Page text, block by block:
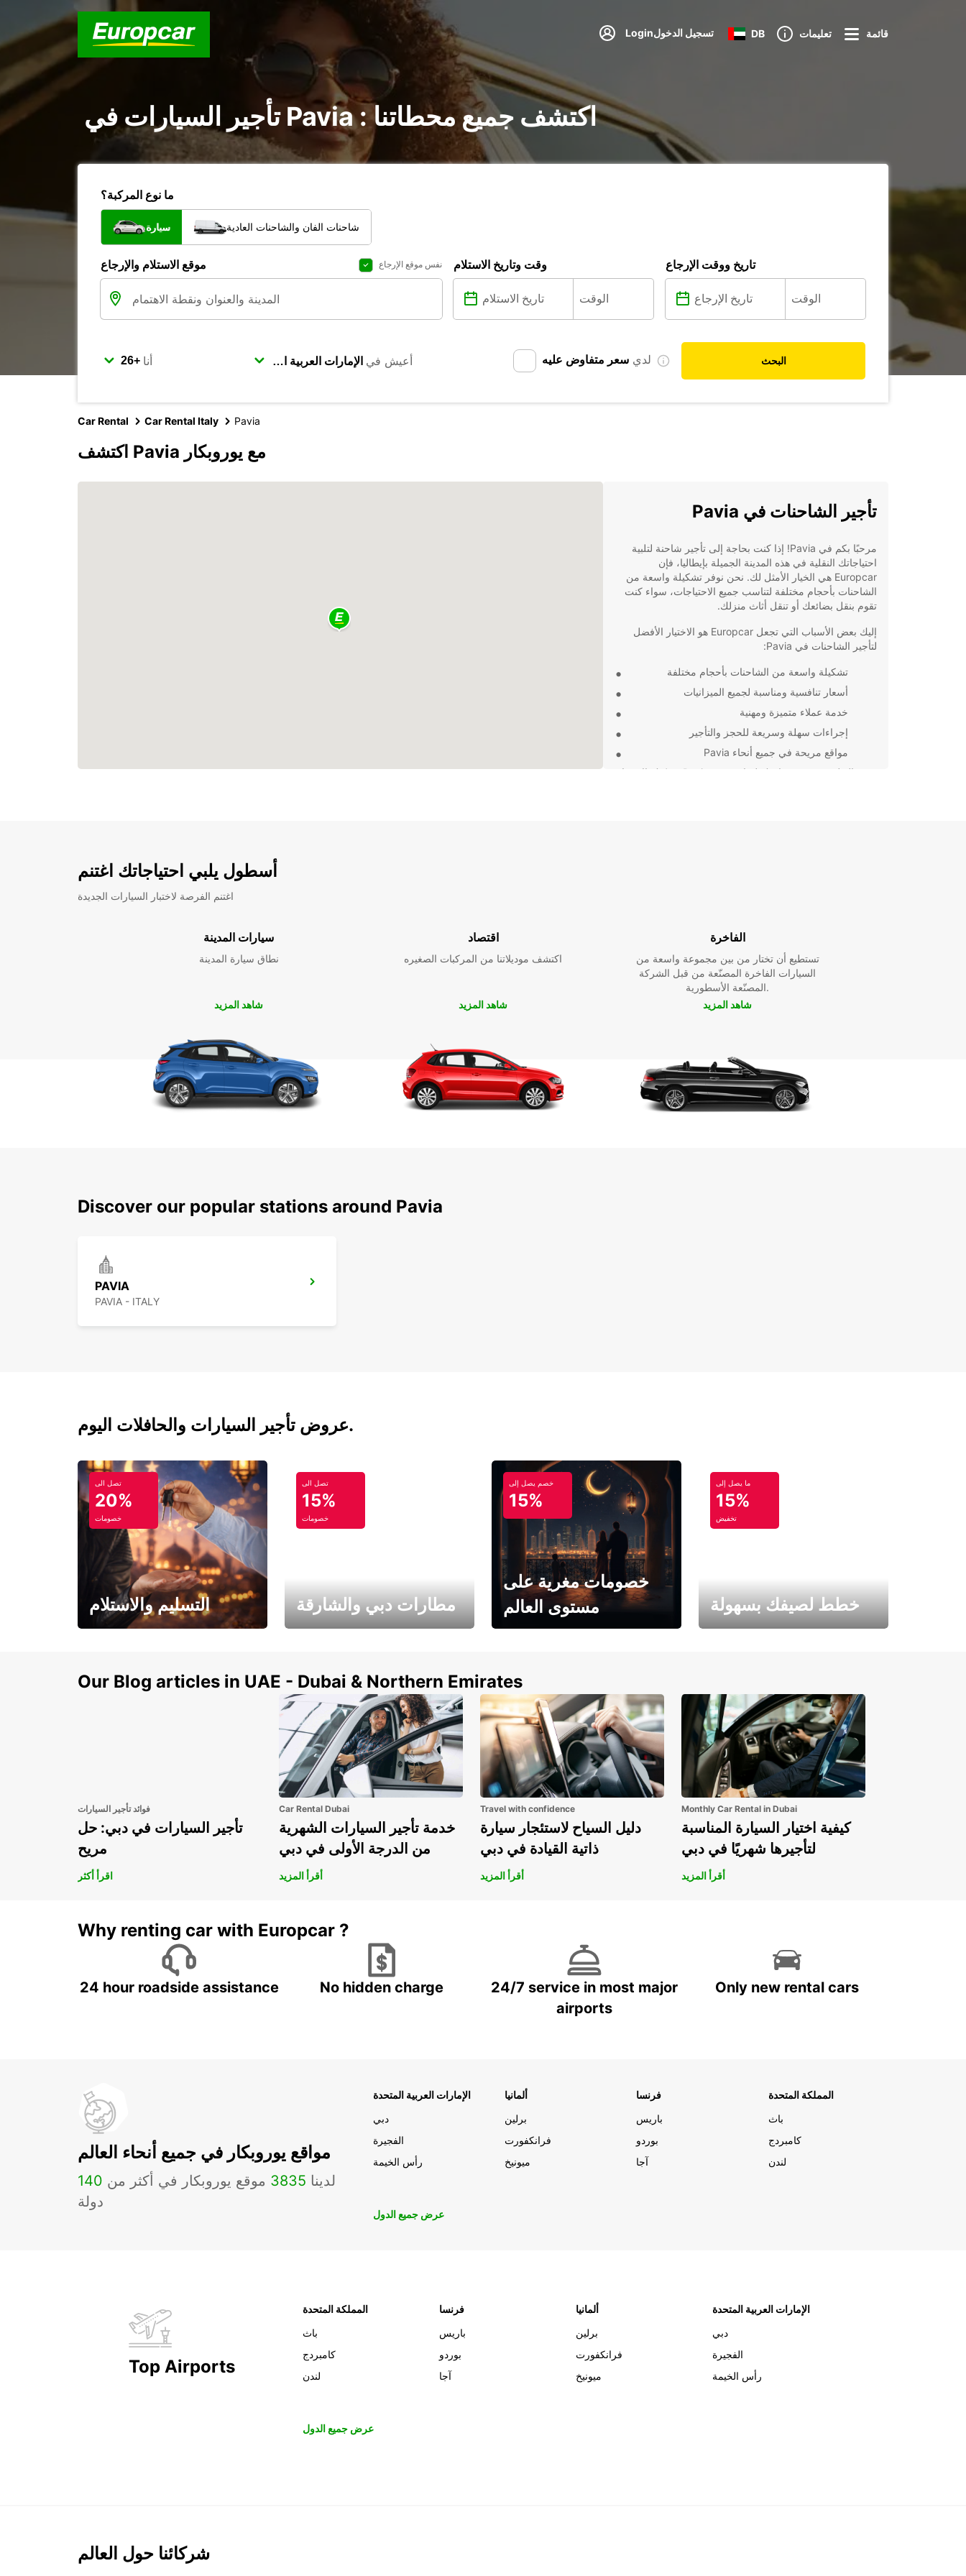
Loginتسجيل الدخول DB تعليمات قائمة
تأجير السيارات في Pavia : اكتشف جميع محطاتنا
ما نوع المركبة؟
سيارة شاحنات الفان والشاحنات العادية
موقع الاستلام والإرجاع نفس موقع الإرجاع وقت وتاريخ الاستلام تاريخ ووقت الإرجاع
أنا أعيش في لدي سعر متفاوض عليه البحث
Car Rental Car Rental Italy Pavia
اكتشف Pavia مع يوروبكار
تأجير الشاحنات في Pavia
مرحبًا بكم في Pavia! إذا كنت بحاجة إلى تأجير شاحنة لتلبية
احتياجاتك النقلية في هذه المدينة الجميلة بإيطاليا، فإن
Europcar هي الخيار الأمثل لك. نحن نوفر تشكيلة واسعة من
الشاحنات بأحجام مختلفة لتناسب جميع الاحتياجات، سواء كنت
تقوم بنقل بضائعك أو تنقل أثاث منزلك.
إليك بعض الأسباب التي تجعل Europcar هو الاختيار الأفضل
لتأجير الشاحنات في Pavia:
تشكيلة واسعة من الشاحنات بأحجام مختلفة
أسعار تنافسية ومناسبة لجميع الميزانيات
خدمة عملاء متميزة ومهنية
إجراءات سهلة وسريعة للحجز والتأجير
مواقع مريحة في جميع أنحاء Pavia
بغض النظر عن سبب حاجتك لشاحنة في Pavia، يمكنك الاعتماد
أسطول يلبي احتياجاتك اغتنم
اغتنم الفرصة لاختبار السيارات الجديدة
سيارات المدينة
نطاق سيارة المدينة
شاهد المزيد
اقتصاد
اكتشف موديلاتنا من المركبات الصغيره
شاهد المزيد
الفاخرة
تستطيع أن تختار من بين مجموعة واسعة من
السيارات الفاخرة المصنّعة من قبل الشركة
المصنّعة الأسطورية.
شاهد المزيد
Discover our popular stations around Pavia
PAVIA
PAVIA - ITALY
عروض تأجير السيارات والحافلات اليوم.
تصل الى
20%
خصومات
التسليم والاستلام
تصل الى
15%
خصومات
مطارات دبي والشارقة
خصم يصل إلى
15%
خصومات مغرية على
مستوى العالم
ما يصل إلى
15%
تخفيض
خطط لصيفك بسهولة
Our Blog articles in UAE - Dubai & Northern Emirates
فوائد تأجير السيارات
تأجير السيارات في دبي: حل
مريح
اقرأ أكثر
Car Rental Dubai
خدمة تأجير السيارات الشهرية
من الدرجة الأولى في دبي
أقرأ المزيد
Travel with confidence
دليل السياح لاستئجار سيارة
ذاتية القيادة في دبي
أقرأ المزيد
Monthly Car Rental in Dubai
كيفية اختيار السيارة المناسبة
لتأجيرها شهريًا في دبي
أقرأ المزيد
Why renting car with Europcar ?
24 hour roadside assistance No hidden charge
24/7 service in most major
airports
Only new rental cars
مواقع يوروبكار في جميع أنحاء العالم
لدينا 3835 موقع يوروبكار في أكثر من 140
دولة
الإمارات العربية المتحدة
دبي
الفجيرة
رأس الخيمة
ألمانيا
برلين
فرانكفورت
ميونيخ
فرنسا
باريس
بوردو
آجا
المملكة المتحدة
باث
كامبردج
لندن
عرض جميع الدول
Top Airports
المملكة المتحدة
باث
كامبردج
لندن
فرنسا
باريس
بوردو
آجا
ألمانيا
برلين
فرانكفورت
ميونيخ
الإمارات العربية المتحدة
دبي
الفجيرة
رأس الخيمة
عرض جميع الدول
شركائنا حول العالم